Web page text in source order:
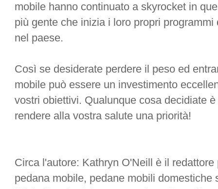
mobile hanno continuato a skyrocket in
più gente che inizia i loro propri
nel paese.
Così se desiderate perdere il peso ed
mobile può essere un investimento
vostri obiettivi. Qualunque cosa decidiate
rendere alla vostra salute una priorità!
Circa l'autore: Kathryn O'Neill è il
pedana mobile, pedane mobili domestiche